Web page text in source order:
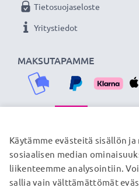
MAKSUTAPAMME
Tietosuojaseloste
Yritystiedot
TOIMITUSKUMPPANIMME
© subtel.fi 2026
Käytämme evästeitä sisällön
sosiaalisen median
liikenteemme analysointiin.
sallia vain välttämättömät